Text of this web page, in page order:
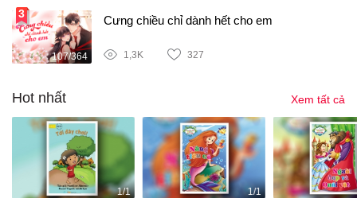
107/364
Cưng chiều chỉ dành hết cho em
1,3K 327
Hot nhất Xem tất cả
1/1 1/1